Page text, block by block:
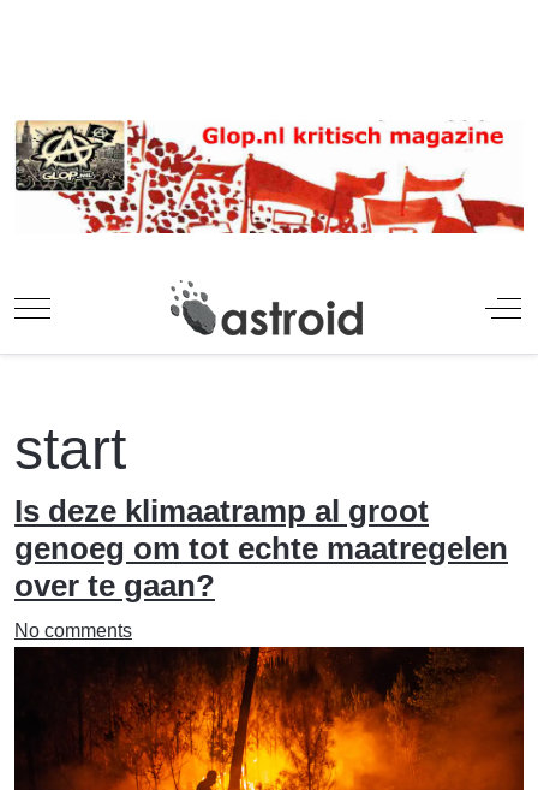
Mobile Menu Toggle Off-
start
Is deze klimaatramp al groot
genoeg om tot echte maatregelen
over te gaan?
No comments